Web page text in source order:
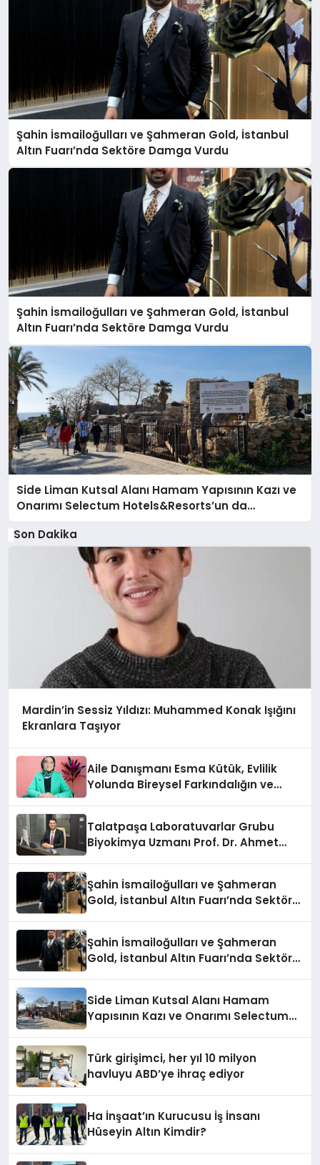
Şahin İsmailoğulları ve Şahmeran Gold, İstanbul
Altın Fuarı’nda Sektöre Damga Vurdu
Şahin İsmailoğulları ve Şahmeran Gold, İstanbul
Altın Fuarı’nda Sektöre Damga Vurdu
Side Liman Kutsal Alanı Hamam Yapısının Kazı ve
Onarımı Selectum Hotels&Resorts’un da
Katkılarıyla Tamamlandı
Son Dakika
Mardin’in Sessiz Yıldızı: Muhammed Konak Işığını
Ekranlara Taşıyor
Aile Danışmanı Esma Kütük, Evlilik
Yolunda Bireysel Farkındalığın ve
Talatpaşa Laboratuvarlar Grubu
Biyokimya Uzmanı Prof. Dr. Ahmet
Şahin İsmailoğulları ve Şahmeran
Gold, İstanbul Altın Fuarı’nda Sektöre
Şahin İsmailoğulları ve Şahmeran
Gold, İstanbul Altın Fuarı’nda Sektöre
Side Liman Kutsal Alanı Hamam
Yapısının Kazı ve Onarımı Selectum
Türk girişimci, her yıl 10 milyon
havluyu ABD’ye ihraç ediyor
Ha İnşaat’ın Kurucusu İş İnsanı
Hüseyin Altın Kimdir?